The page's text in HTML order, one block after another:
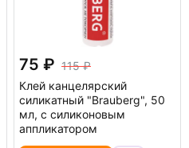
75
115
Клей канцелярский
силикатный "Brauberg", 50
мл, с силиконовым
аппликатором